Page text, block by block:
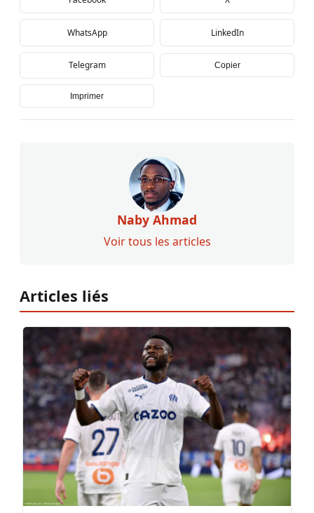
WhatsApp LinkedIn
Telegram Copier
Imprimer
Naby Ahmad
Voir tous les articles
Articles liés